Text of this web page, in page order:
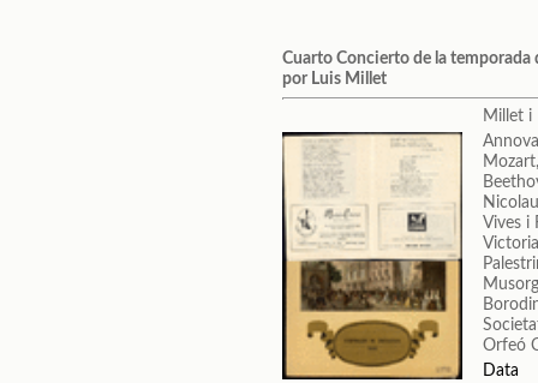
Cuarto Concierto de la
por Luis Millet
Millet i
Vives i
Orfeó
Data